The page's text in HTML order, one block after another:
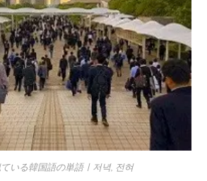
いる韓国語の単語ㅣ저녁, 전혀